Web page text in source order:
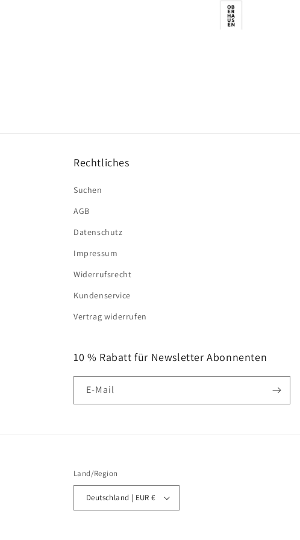
Rechtliches
Suchen
AGB
Datenschutz
Impressum
Widerrufsrecht
Kundenservice
Vertrag widerrufen
10 % Rabatt für Newsletter Abonnenten
E-Mail
Land/Region
Deutschland | EUR €